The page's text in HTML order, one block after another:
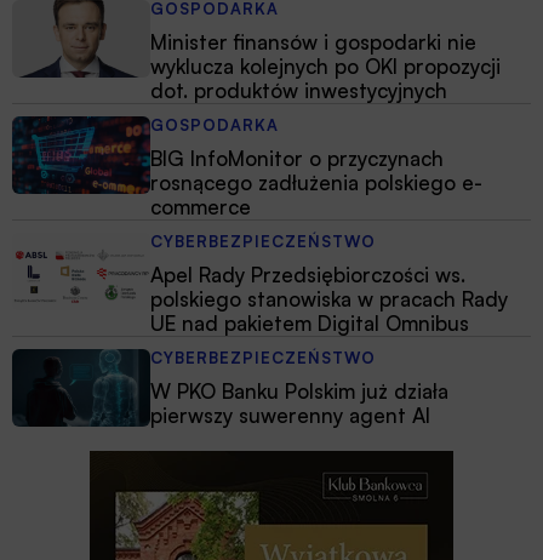
GOSPODARKA
Minister finansów i gospodarki nie
wyklucza kolejnych po OKI propozycji
dot. produktów inwestycyjnych
GOSPODARKA
BIG InfoMonitor o przyczynach
rosnącego zadłużenia polskiego e-
commerce
CYBERBEZPIECZEŃSTWO
Apel Rady Przedsiębiorczości ws.
polskiego stanowiska w pracach Rady
UE nad pakietem Digital Omnibus
CYBERBEZPIECZEŃSTWO
W PKO Banku Polskim już działa
pierwszy suwerenny agent AI